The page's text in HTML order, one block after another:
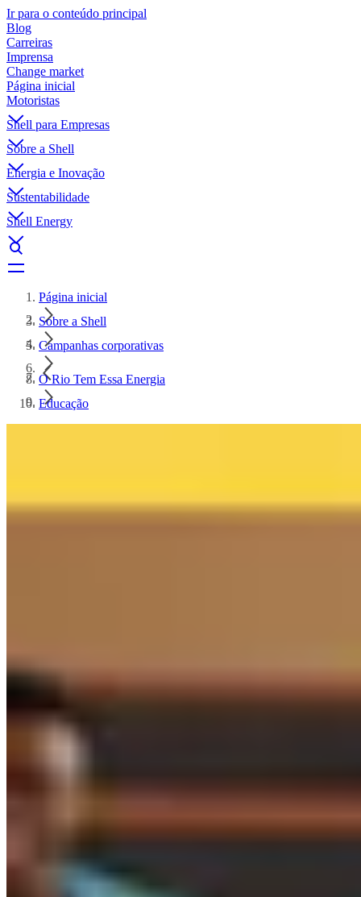
Ir para o conteúdo principal
Blog
Carreiras
Imprensa
Change market
Página inicial
Motoristas
Shell para Empresas
Sobre a Shell
Energia e Inovação
Sustentabilidade
Shell Energy
Página inicial
Sobre a Shell
Campanhas corporativas
O Rio Tem Essa Energia
Educação